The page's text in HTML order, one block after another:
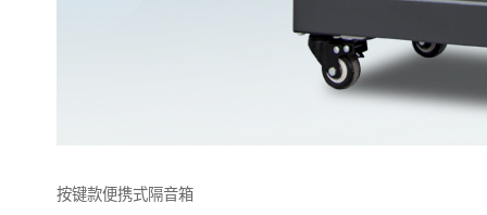
按键款便携式隔音箱